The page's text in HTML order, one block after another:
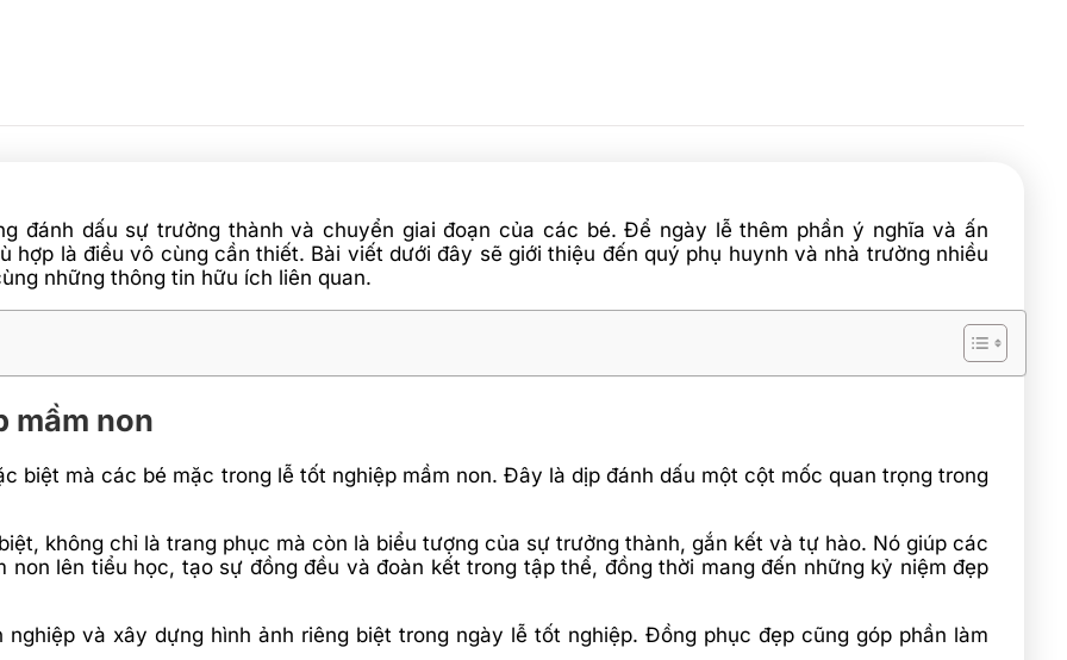
đánh dấu sự trưởng thành và chuyển giai đoạn của các bé. Để ngày lễ thêm phần ý nghĩa và ấn
hợp là điều vô cùng cần thiết. Bài viết dưới đây sẽ giới thiệu đến quý phụ huynh và nhà trường nhiều
những thông tin hữu ích liên quan.
mầm non
biệt mà các bé mặc trong lễ tốt nghiệp mầm non. Đây là dịp đánh dấu một cột mốc quan trọng trong
không chỉ là trang phục mà còn là biểu tượng của sự trưởng thành, gắn kết và tự hào. Nó giúp các
lên tiểu học, tạo sự đồng đều và đoàn kết trong tập thể, đồng thời mang đến những kỷ niệm đẹp
và xây dựng hình ảnh riêng biệt trong ngày lễ tốt nghiệp. Đồng phục đẹp cũng góp phần làm